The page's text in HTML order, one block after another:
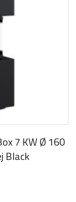
7 KW Ø 160
Black